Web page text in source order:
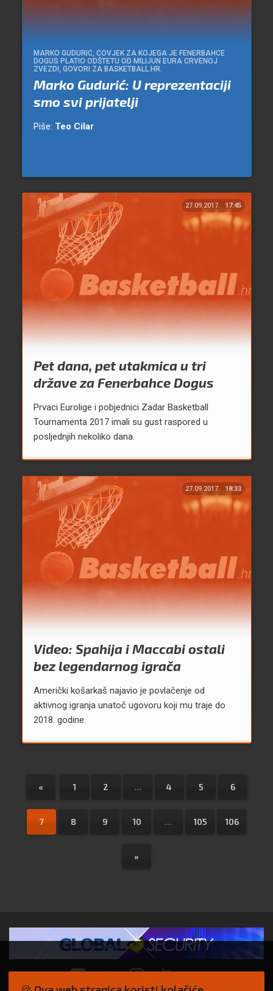
MARKO GUDURIĆ, ČOVJEK ZA KOJEGA JE FENERBAHCE
DOGUS PLATIO ODŠTETU OD MILIJUN EURA CRVENOJ
ZVEZDI, GOVORI ZA BASKETBALL.HR.
Marko Gudurić: U reprezentaciji
smo svi prijatelji
Piše: Teo Cilar
27.09.2017. 17:45
Pet dana, pet utakmica u tri
države za Fenerbahce Dogus
Prvaci Eurolige i pobjednici Zadar Basketball
Tournamenta 2017 imali su gust raspored u
posljednjih nekoliko dana.
27.09.2017. 18:33
Video: Spahija i Maccabi ostali
bez legendarnog igrača
Američki košarkaš najavio je povlačenje od
aktivnog igranja unatoč ugovoru koji mu traje do
2018. godine.
« 1 2 ... 4 5 6
7 8 9 10 ... 105 106
»